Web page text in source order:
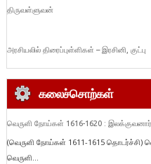
திருவள்ளுவன்
அரசியலில் திரைப்புள்ளிகள் – இரசினி, குட்பு
கலைச்சொற்கள்
வெருளி நோய்கள் 1616-1620 :
(வெருளி நோய்கள் 1611-1615 தொடர்ச்சி)
வெருளி...